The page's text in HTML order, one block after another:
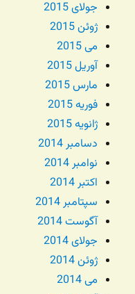
جولای 2015
ژوئن 2015
می 2015
آوریل 2015
مارس 2015
فوریه 2015
ژانویه 2015
دسامبر 2014
نوامبر 2014
اکتبر 2014
سپتامبر 2014
آگوست 2014
جولای 2014
ژوئن 2014
می 2014